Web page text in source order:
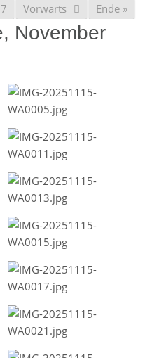
7 Vorwärts Ende »
November